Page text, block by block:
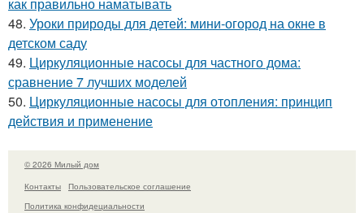
48. Уроки природы для детей: мини-огород на окне в
детском саду
49. Циркуляционные насосы для частного дома:
сравнение 7 лучших моделей
50. Циркуляционные насосы для отопления: принцип
действия и применение
© 2026 Милый дом
Контакты
Пользовательское соглашение
Политика конфидециальности